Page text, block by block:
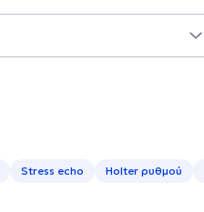
Stress echo Holter ρυθμού